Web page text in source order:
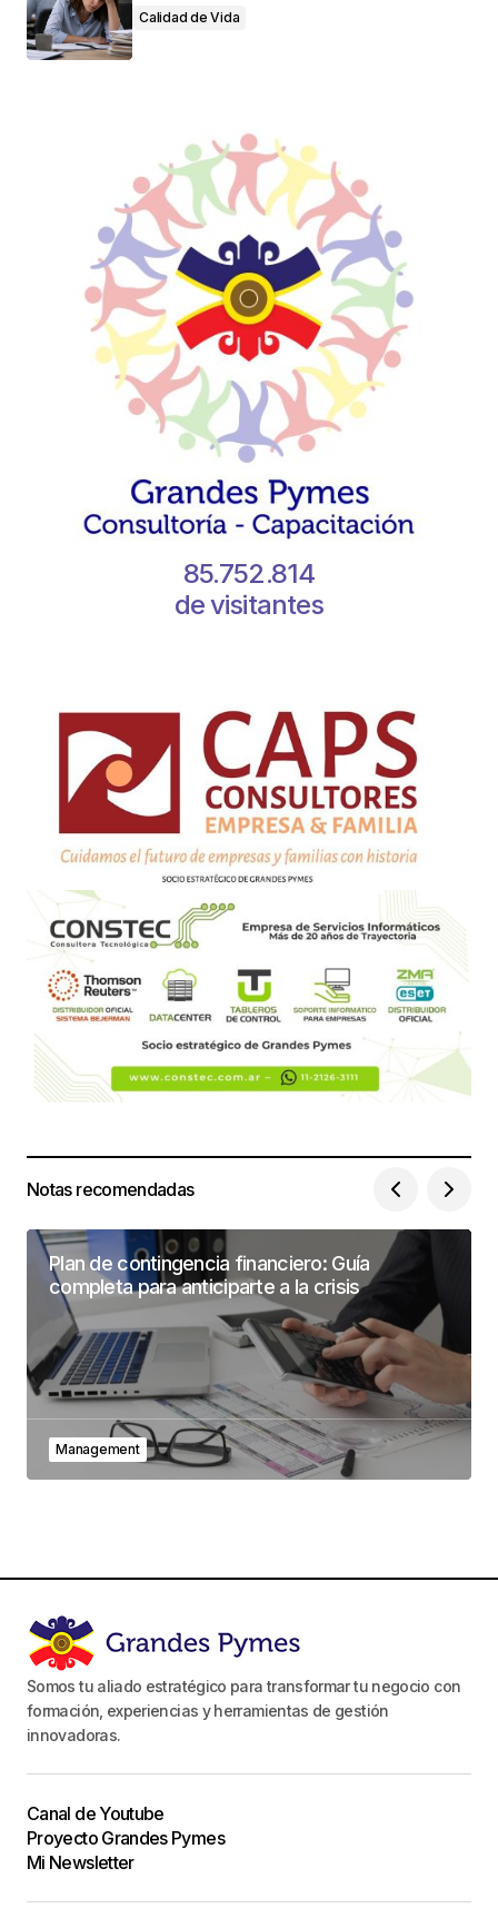
Calidad de Vida
85.752.814
de visitantes
Notas recomendadas
Plan de contingencia financiero: Guía
completa para anticiparte a la crisis
Management
Somos tu aliado estratégico para transformar tu negocio con
formación, experiencias y herramientas de gestión
innovadoras.
Canal de Youtube
Proyecto Grandes Pymes
Mi Newsletter